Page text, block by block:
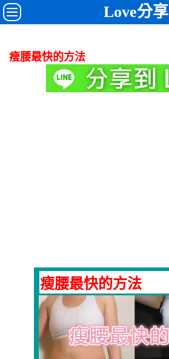
Love分享
瘦腰最快的方法
瘦腰最快的方法